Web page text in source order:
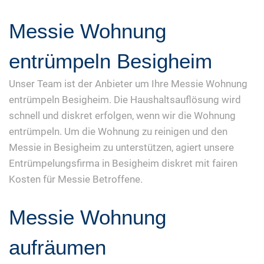
Messie Wohnung
entrümpeln Besigheim
Unser Team ist der Anbieter um Ihre Messie Wohnung
entrümpeln Besigheim. Die Haushaltsauflösung wird
schnell und diskret erfolgen, wenn wir die Wohnung
entrümpeln. Um die Wohnung zu reinigen und den
Messie in Besigheim zu unterstützen, agiert unsere
Entrümpelungsfirma in Besigheim diskret mit fairen
Kosten für Messie Betroffene.
Messie Wohnung
aufräumen